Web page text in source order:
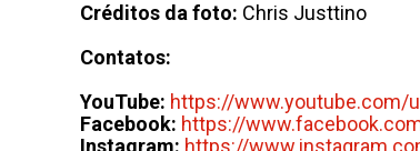
Créditos da foto: Chris Justtino
Contatos:
YouTube: https://www.youtube.com/
Facebook: https://
Instagram: https://